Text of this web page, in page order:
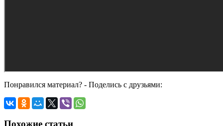
Понравился материал? - Поделись с друзьями:
Похожие статьи